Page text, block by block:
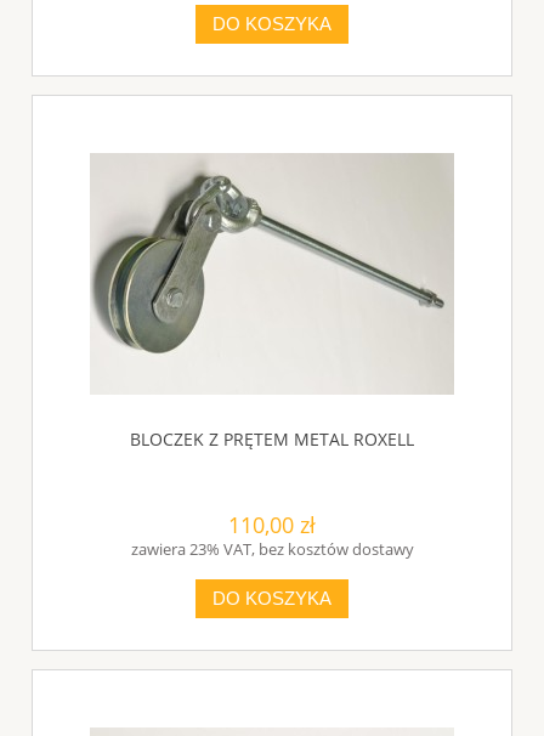
DO KOSZYKA
BLOCZEK Z PRĘTEM METAL ROXELL
110,00 zł
zawiera 23% VAT, bez kosztów dostawy
DO KOSZYKA